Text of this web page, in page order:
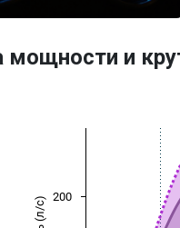
мощности и
200